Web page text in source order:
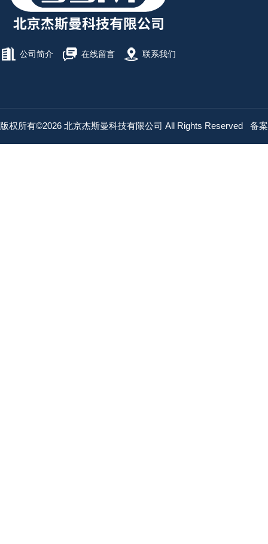
公司简介 在线留言 联系我们
版权所有©2026 北京杰斯曼科技有限公司 All Rights Reserved 备